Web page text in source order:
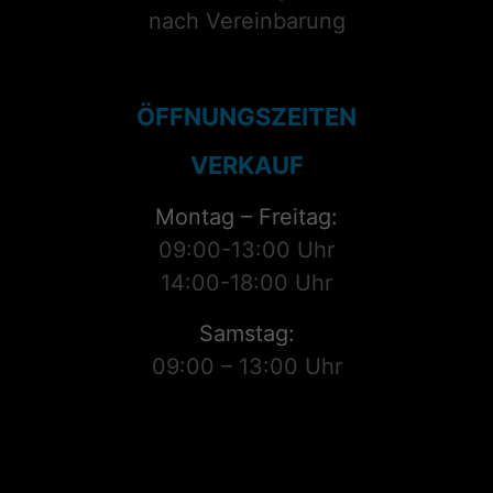
nach Vereinbarung
ÖFFNUNGSZEITEN
VERKAUF
Montag – Freitag:
09:00-13:00 Uhr
14:00-18:00 Uhr
Samstag:
09:00 – 13:00 Uhr